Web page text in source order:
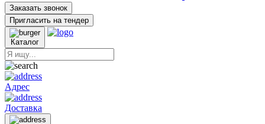
Заказать звонок
Пригласить на тендер
Каталог
Адрес
Доставка